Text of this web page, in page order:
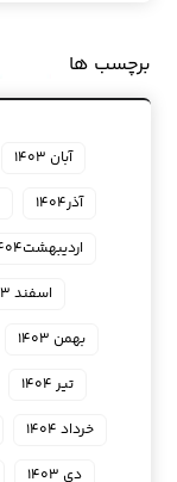
برچسب ها
آبان ۱۴۰۳
آذر۱۴۰۴
اردیبهشت۱۴۰۴
اسفند ۱۴۰۳
بهمن ۱۴۰۳
تیر ۱۴۰۴
خرداد ۱۴۰۴
دی ۱۴۰۳